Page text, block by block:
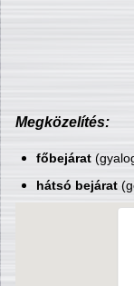
Megközelítés:
főbejárat
hátsó bejárat